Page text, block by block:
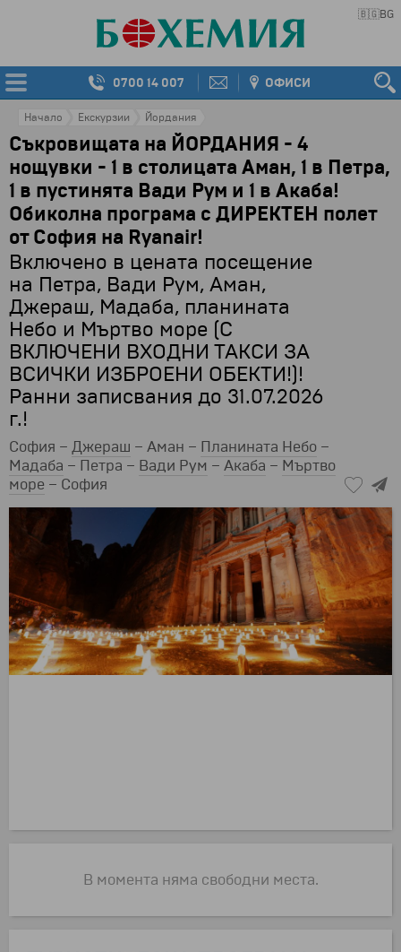
🇧🇬BG
0700 14 007 ОФИСИ
Начало Екскурзии Йордания
Съкровищата на ЙОРДАНИЯ - 4
нощувки - 1 в столицата Аман, 1 в Петра,
1 в пустинята Вади Рум и 1 в Акаба!
Обиколна програма с ДИРЕКТЕН полет
от София на Ryanair!
Включено в цената посещение
на Петра, Вади Рум, Аман,
Джераш, Мадаба, планината
Небо и Мъртво море (С
ВКЛЮЧЕНИ ВХОДНИ ТАКСИ ЗА
ВСИЧКИ ИЗБРОЕНИ ОБЕКТИ!)!
Ранни записвания до 31.07.2026
г.!
София – Джераш – Аман – Планината Небо –
Мадаба – Петра – Вади Рум – Акаба – Мъртво
море – София
В момента няма свободни места.